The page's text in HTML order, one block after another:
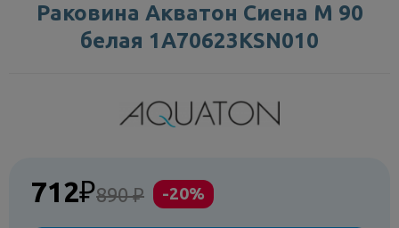
Раковина Акватон Сиена М 90
белая 1A70623KSN010
712₽890 ₽ -20%